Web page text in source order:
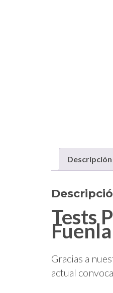
Descripción
Tests
Gracias a
actual